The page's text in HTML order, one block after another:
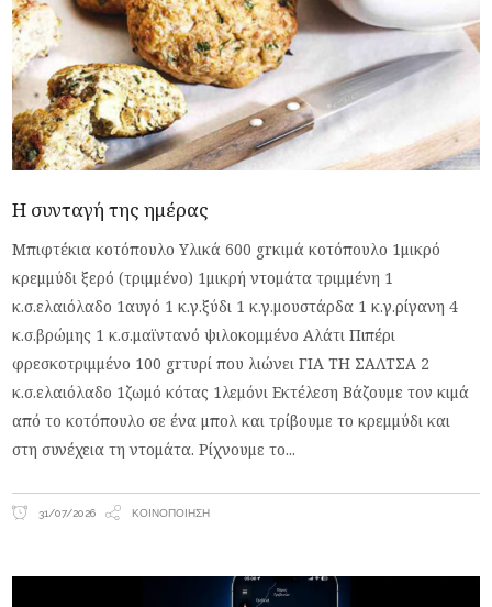
Η συνταγή της ημέρας
Μπιφτέκια κοτόπουλο Υλικά 600 grκιμά κοτόπουλο 1μικρό
κρεμμύδι ξερό (τριμμένο) 1μικρή ντομάτα τριμμένη 1
κ.σ.ελαιόλαδο 1αυγό 1 κ.γ.ξύδι 1 κ.γ.μουστάρδα 1 κ.γ.ρίγανη 4
κ.σ.βρώμης 1 κ.σ.μαϊντανό ψιλοκομμένο Αλάτι Πιπέρι
φρεσκοτριμμένο 100 grτυρί που λιώνει ΓΙΑ ΤΗ ΣΑΛΤΣΑ 2
κ.σ.ελαιόλαδο 1ζωμό κότας 1λεμόνι Εκτέλεση Βάζουμε τον κιμά
από το κοτόπουλο σε ένα μπολ και τρίβουμε το κρεμμύδι και
στη συνέχεια τη ντομάτα. Ρίχνουμε το
31/07/2026 ΚΟΙΝΟΠΟΊΗΣΗ